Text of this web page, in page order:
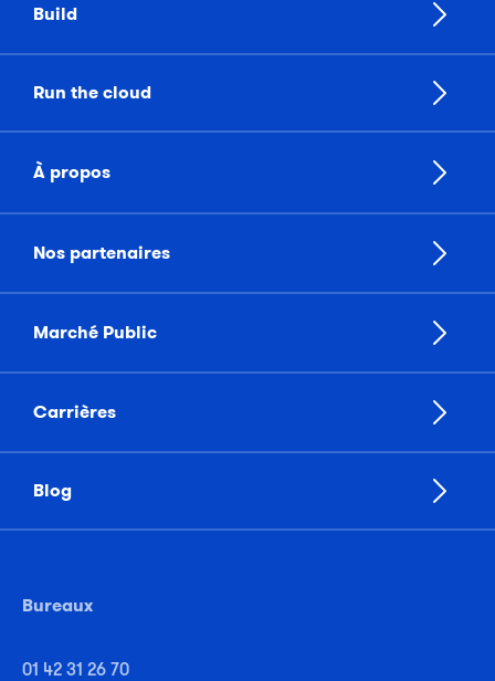
Build
Run the cloud
À propos
Nos partenaires
Marché Public
Carrières
Blog
Bureaux
01 42 31 26 70